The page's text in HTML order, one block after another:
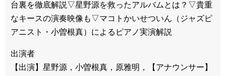
台裏を徹底解説▽星野源を救ったアルバムとは？▽貴重
なキースの演奏映像も▽マコトかいせついん（ジャズピ
アニスト・小曽根真）によるピアノ実演解説
出演者
【出演】星野源，小曽根真，原雅明，【アナウンサー】